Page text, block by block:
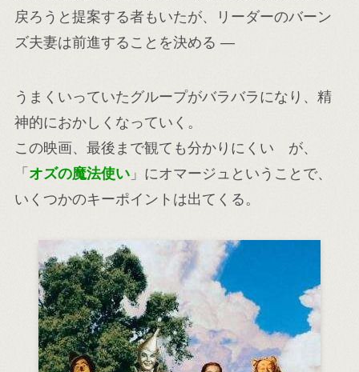
戻ろうと提案する者もいたが、リーダーのバーン
ズ夫妻は前進することを決める ―
うまくいっていたグループがバラバラになり、精
神的におかしくなっていく。
この映画、最後まで観ても分かりにくい が、
「 オズの魔法使い」にオマージュということで、
いくつかのキーポイントは出てくる。